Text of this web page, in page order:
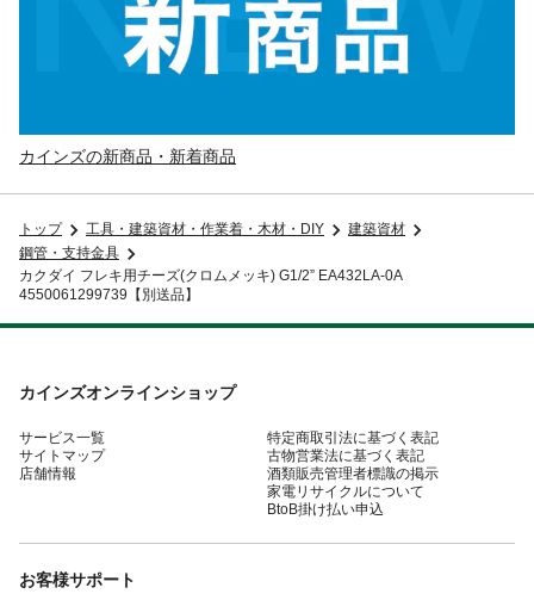
カインズの新商品・新着商品
トップ 工具・建築資材・作業着・木材・DIY
建築資材
鋼管・支持金具
カクダイ フレキ用チーズ(クロムメッキ) G1/2” EA432LA-0A
4550061299739【別送品】
カインズオンラインショップ
サービス一覧
サイトマップ
店舗情報
特定商取引法に基づく表記
古物営業法に基づく表記
酒類販売管理者標識の掲示
家電リサイクルについて
BtoB掛け払い申込
お客様サポート